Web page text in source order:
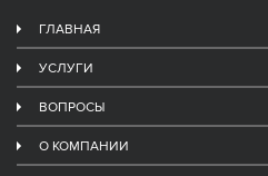
ГЛАВНАЯ
УСЛУГИ
ВОПРОСЫ
О КОМПАНИИ